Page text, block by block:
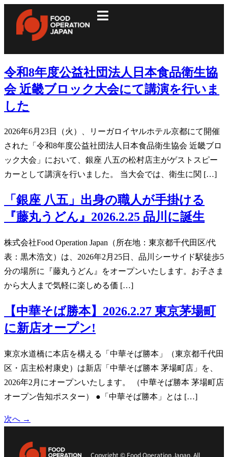
令和8年度公益社団法人日本食品衛生協
会 近畿ブロック大会にて講演を行いま
した
2026年6月23日（火）、リーガロイヤルホテル京都にて開催
された「令和8年度公益社団法人日本食品衛生協会 近畿ブロ
ック大会」において、銀座 八五の松村店主がゲストスピー
カーとして講演を行いました。 当大会では、衛生に関 […]
「銀座 八五」出身の職人が手掛ける
『藤丸うどん』2026.2.25 品川に誕生
株式会社Food Operation Japan（所在地：東京都千代田区/代
表：黒木浩文）は、2026年2月25日、品川シーサイド駅徒歩5
分の場所に『藤丸うどん』をオープンいたします。お子さま
から大人まで気軽に楽しめる価 […]
【中華そば勝本】2026.2.27 東京茅場町
に新店オープン!
東京⽔道橋に本店を構える「中華そば勝本」（東京都千代田
区・店主松村康史）は新店「中華そば勝本 茅場町店」を、
2026年2月にオープンいたします。 （中華そば勝本 茅場町店
オープン告知ポスター） ●「中華そば勝本」とは […]
次へ →
Copyright © Food Operation Japan. All